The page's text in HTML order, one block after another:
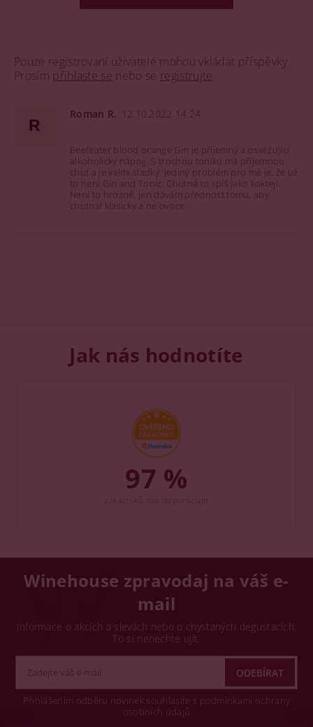
Pouze registrovaní uživatelé mohou vkládat příspěvky.
Prosím přihlaste se nebo se registrujte
R
Roman R. 12.10.2022 14:24
Beefeater blood orange Gin je příjemný a osvěžující
alkoholický nápojj. S trochou toniku má příjemnou
chuť a je velmi sladký. Jediný problém pro mě je, že už
to není Gin and Tonic. Chutná to spíš jako koktejl.
Není to hrozné, jen dávám přednost tomu, aby
chutnal klasicky a ne ovoce.
Jak nás hodnotíte
97 %
Winehouse zpravodaj na váš e-
mail
Informace o akcích a slevách nebo o chystaných degustacích.
To si nenechte ujít.
Přihlášením odběru novinek souhlasíte s podmínkami ochrany
osobních údajů